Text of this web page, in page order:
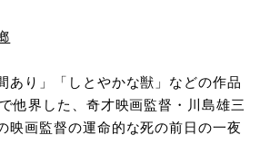
あり」「しとやかな獣」などの作品
他界した、奇才映画監督・川島雄三
映画監督の運命的な死の前日の一夜